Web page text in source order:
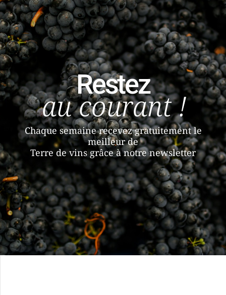
Restez
au courant !
Chaque semaine recevez gratuitement le
meilleur de
Terre de vins grâce à notre newsletter